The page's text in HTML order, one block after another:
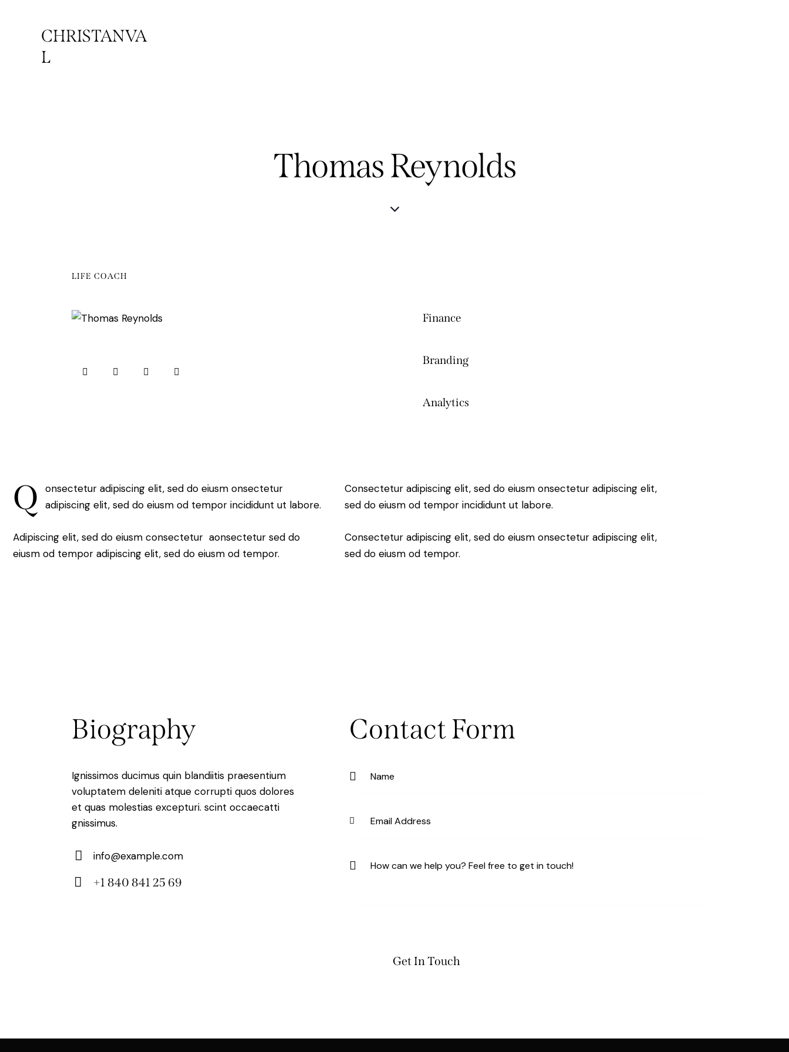
CHRISTANVA
L
Thomas Reynolds
LIFE COACH
Finance
Branding
Analytics
Q
onsectetur adipiscing elit, sed do eiusm onsectetur
adipiscing elit, sed do eiusm od tempor incididunt ut labore.
Adipiscing elit, sed do eiusm consectetur aonsectetur sed do
eiusm od tempor adipiscing elit, sed do eiusm od tempor.
Consectetur adipiscing elit, sed do eiusm onsectetur adipiscing elit,
sed do eiusm od tempor incididunt ut labore.
Consectetur adipiscing elit, sed do eiusm onsectetur adipiscing elit,
sed do eiusm od tempor.
Biography
Ignissimos ducimus quin blandiitis praesentium
voluptatem deleniti atque corrupti quos dolores
et quas molestias excepturi. scint occaecatti
gnissimus.
E-
m
info@example.com
+1 840 841 25 69
Contact Form